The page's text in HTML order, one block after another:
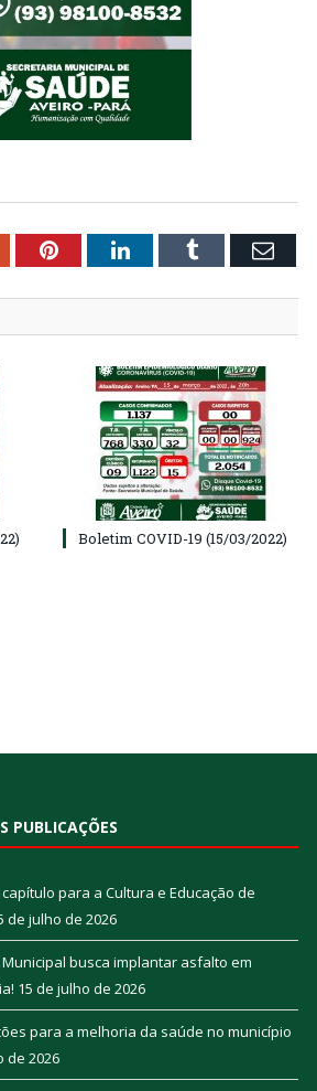
PinterestLinkedInTumblr Email
Boletim COVID-19 (15/03/2022)
PUBLICAÇÕES
para a Cultura e Educação de
de julho de 2026
busca implantar asfalto em
15 de julho de 2026
para a melhoria da saúde no município
de 2026